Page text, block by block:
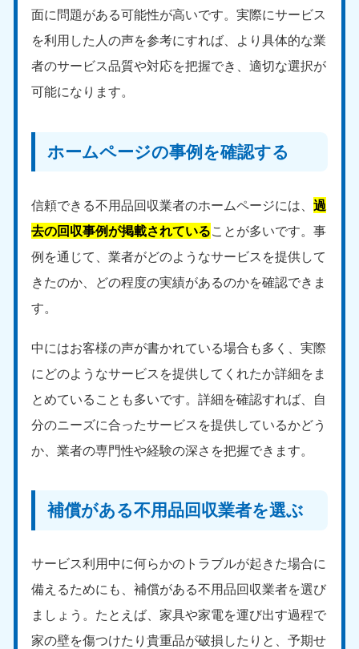
面に問題がある可能性が高いです。実際にサービス
を利用した人の声を参考にすれば、より具体的な業
者のサービス品質や対応を把握でき、適切な選択が
可能になります。
ホームページの事例を確認する
信頼できる不用品回収業者のホームページには、過
去の回収事例が掲載されていることが多いです。事
例を通じて、業者がどのようなサービスを提供して
きたのか、どの程度の実績があるのかを確認できま
す。
中にはお客様の声が書かれている場合も多く、実際
にどのようなサービスを提供してくれたか詳細をま
とめていることも多いです。詳細を確認すれば、自
分のニーズに合ったサービスを提供しているかどう
か、業者の専門性や経験の深さを把握できます。
補償がある不用品回収業者を選ぶ
サービス利用中に何らかのトラブルが起きた場合に
備えるためにも、補償がある不用品回収業者を選び
ましょう。たとえば、家具や家電を運び出す過程で
家の壁を傷つけたり貴重品が破損したりと、予期せ
群馬県
050-1881-5267
9:00〜19:00 年中無休
050-1881-5255
9:00〜19:00 年中無休
050-1881-5259
静岡県
050-1881-5256
9:00〜19:00 年中無休
長野県
050-1881-5260
9:00〜19:00 年中無休
福井県
050-1881-5258
9:00〜19:00 年中無休
石川県
050-1881-5261
富山県
050-1881-5262
9:00〜19:00 年中無休
山梨県
050-1881-5257
9:00〜19:00 年中無休
新潟県
050-1881-5263
9:00〜19:00 年中無休
大阪府
050-1881-5250
兵庫県
奈良県
050-1881-5249
9:00〜19:00 年中無休
三重県
050-1881-5254
9:00〜19:00 年中無休